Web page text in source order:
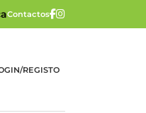
Contactos
REGISTO